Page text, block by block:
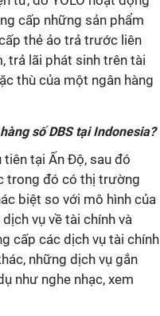
cấp những sản phẩm
thẻ ảo trả trước liên
trả lãi phát sinh trên tài
thù của một ngân hàng
số DBS tại Indonesia?
tại Ấn Độ, sau đó
trong đó có thị trường
biệt so với mô hình của
vụ về tài chính và
cấp các dịch vụ tài chính
những dịch vụ gắn
như nghe nhạc, xem